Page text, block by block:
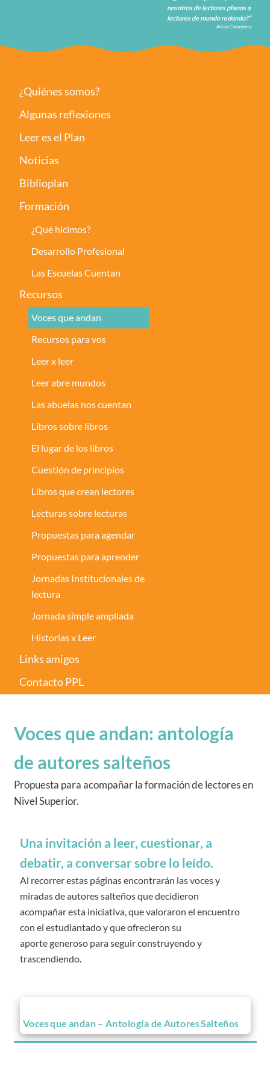
nosotros de lectores planos a
lectores de mundo redondo?”
Aidan Chambers
¿Quiénes somos?
Algunas reflexiones
Leer es el Plan
Noticias
Biblioplan
Formación
¿Qué hicimos?
Desarrollo Profesional
Las Escuelas Cuentan
Recursos
Voces que andan
Recursos para vos
Leer x leer
Leer abre mundos
Las abuelas nos cuentan
Libros sobre libros
El lugar de los libros
Cuestión de principios
Libros que crean lectores
Lecturas sobre lecturas
Propuestas para agendar
Propuestas para aprender
Jornadas Institucionales de
lectura
Jornada simple ampliada
Historias x Leer
Links amigos
Contacto PPL
Voces que andan: antología
de autores salteños
Propuesta para acompañar la formación de lectores en
Nivel Superior.
Una invitación a leer, cuestionar, a
debatir, a conversar sobre lo leído.
Al recorrer estas páginas encontrarán las voces y
miradas de autores salteños que decidieron
acompañar esta iniciativa, que valoraron el encuentro
con el estudiantado y que ofrecieron su
aporte generoso para seguir construyendo y
trascendiendo.
Voces que andan – Antología de Autores Salteños